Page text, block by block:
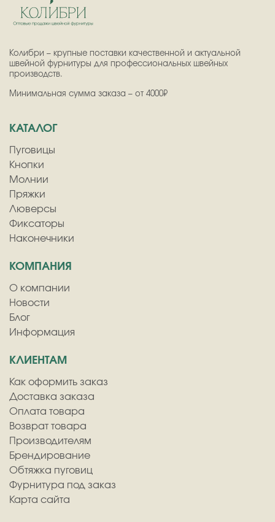
Колибри – крупные поставки качественной и актуальной
швейной фурнитуры для профессиональных швейных
производств.
Минимальная сумма заказа – от 4000₽
КАТАЛОГ
Пуговицы
Кнопки
Молнии
Пряжки
Люверсы
Фиксаторы
Наконечники
КОМПАНИЯ
О компании
Новости
Блог
Информация
КЛИЕНТАМ
Как оформить заказ
Доставка заказа
Оплата товара
Возврат товара
Производителям
Брендирование
Обтяжка пуговиц
Фурнитура под заказ
Карта сайта